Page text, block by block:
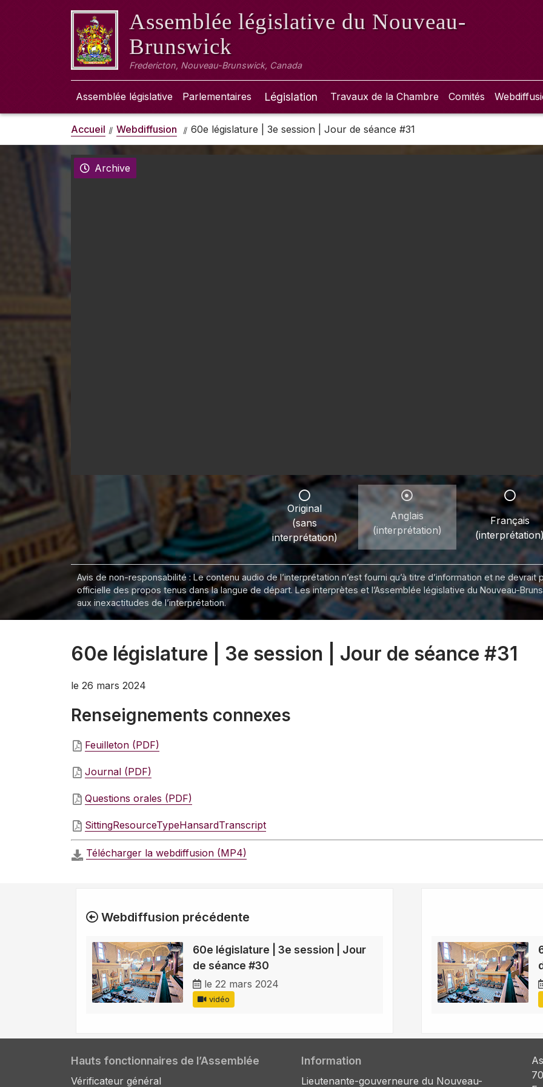
Assemblée législative du Nouveau-
Brunswick
Fredericton, Nouveau-Brunswick, Canada
Assemblée législative Parlementaires Législation Travaux de la Chambre Comités
Accueil Webdiffusion 60e législature | 3e session | Jour de séance #31
Archive
Original
(sans
interprétation)
Anglais
(interprétation)
Français
Avis de non-responsabilité : Le contenu audio de l’interprétation n’est fourni qu’à titre d’information et ne
officielle des propos tenus dans la langue de départ. Les interprètes et l’Assemblée législative du Nouveau-
aux inexactitudes de l’interprétation.
60e législature | 3e session | Jour de séance #31
le 26 mars 2024
Renseignements connexes
Feuilleton (PDF)
Journal (PDF)
Questions orales (PDF)
SittingResourceTypeHansardTranscript
Télécharger la webdiffusion (MP4)
Webdiffusion précédente
60e législature | 3e session | Jour
de séance #30
le 22 mars 2024
vidéo
Hauts fonctionnaires de l’Assemblée
Vérificateur général
Information
Lieutenante-gouverneure du Nouveau-